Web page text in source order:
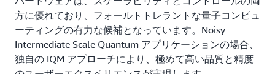
方に優れており、フォールトトレラントな量子コンピュ
ーティングの有力な候補となっています。Noisy
Intermediate Scale Quantum アプリケーションの場合、
独自の IQM アプローチにより、極めて高い品質と精度